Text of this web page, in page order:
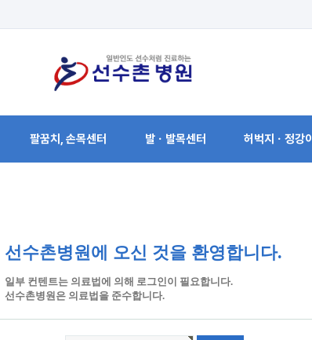
팔꿈치, 손목센터 발ㆍ발목센터 허벅지ㆍ정강이
선수촌병원에 오신 것을 환영합니다.
일부 컨텐트는 의료법에 의해 로그인이 필요합니다.
선수촌병원은 의료법을 준수합니다.